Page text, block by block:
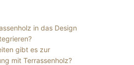
in das Design
gibt es zur
mit Terrassenholz?